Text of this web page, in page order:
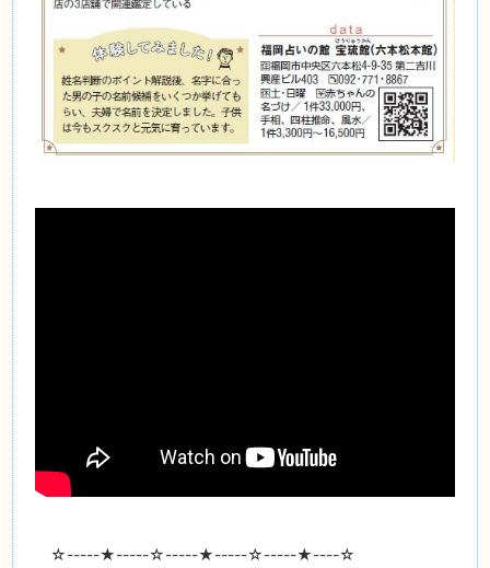
☆-----★-----☆-----★-----☆-----★----☆